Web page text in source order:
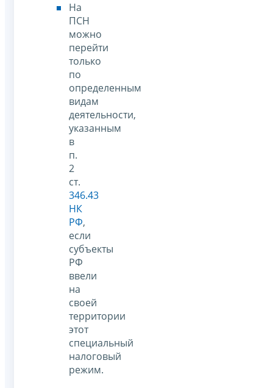
На
ПСН
можно
перейти
только
по
определенным
видам
деятельности,
указанным
в
п.
2
ст.
346.43
НК
РФ,
если
субъекты
РФ
ввели
на
своей
территории
этот
специальный
налоговый
режим.